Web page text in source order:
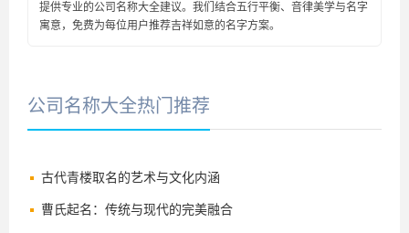
提供专业的公司名称大全建议。我们结合五行平衡、音律美学与名字
寓意，免费为每位用户推荐吉祥如意的名字方案。
公司名称大全热门推荐
古代青楼取名的艺术与文化内涵
曹氏起名：传统与现代的完美融合